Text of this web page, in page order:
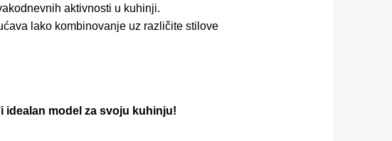
aktivnosti u kuhinji.
lako kombinovanje uz različite stilove
idealan model za svoju kuhinju!